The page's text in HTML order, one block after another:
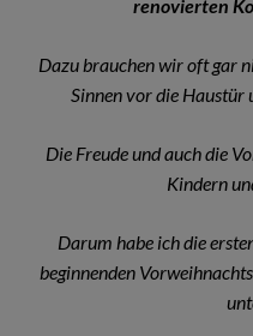
renovierten
Dazu brauchen wir oft gar
Sinnen vor die Haustür
Die Freude und auch die
Kindern
Darum habe ich die
beginnenden